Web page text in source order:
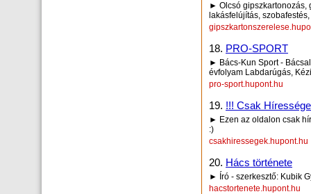
► Olcsó gipszkartonozás,
lakásfelújítás,
18. PRO-SPORT
► Bács-Kun Sport -
évfolyam Labdarúgás,
pro-sport.hupont.hu
19. !!! Csak
► Ezen az oldalon csak
:)
csakhiressegek.hupont.hu
20. Hács története
► Író - szerkesztő: Kubik
hacstortenete.hupont.hu